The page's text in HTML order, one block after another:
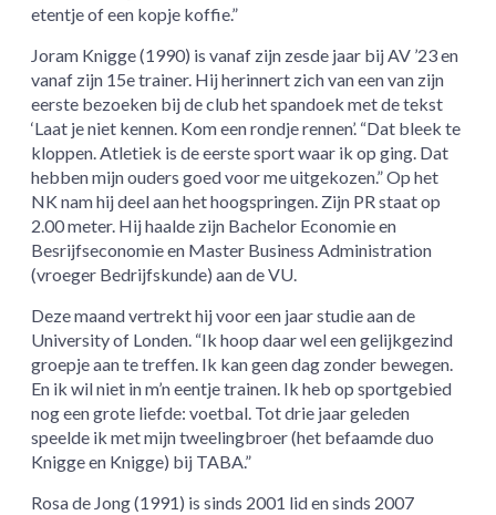
etentje of een kopje koffie.”
Joram Knigge (1990) is vanaf zijn zesde jaar bij AV ’23 en
vanaf zijn 15e trainer. Hij herinnert zich van een van zijn
eerste bezoeken bij de club het spandoek met de tekst
‘Laat je niet kennen. Kom een rondje rennen’. “Dat bleek te
kloppen. Atletiek is de eerste sport waar ik op ging. Dat
hebben mijn ouders goed voor me uitgekozen.” Op het
NK nam hij deel aan het hoogspringen. Zijn PR staat op
2.00 meter. Hij haalde zijn Bachelor Economie en
Besrijfseconomie en Master Business Administration
(vroeger Bedrijfskunde) aan de VU.
Deze maand vertrekt hij voor een jaar studie aan de
University of Londen. “Ik hoop daar wel een gelijkgezind
groepje aan te treffen. Ik kan geen dag zonder bewegen.
En ik wil niet in m’n eentje trainen. Ik heb op sportgebied
nog een grote liefde: voetbal. Tot drie jaar geleden
speelde ik met mijn tweelingbroer (het befaamde duo
Knigge en Knigge) bij TABA.”
Rosa de Jong (1991) is sinds 2001 lid en sinds 2007